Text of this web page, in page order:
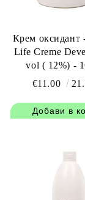
Крем оксидант
Life Creme
vol ( 12%) -
€11.00